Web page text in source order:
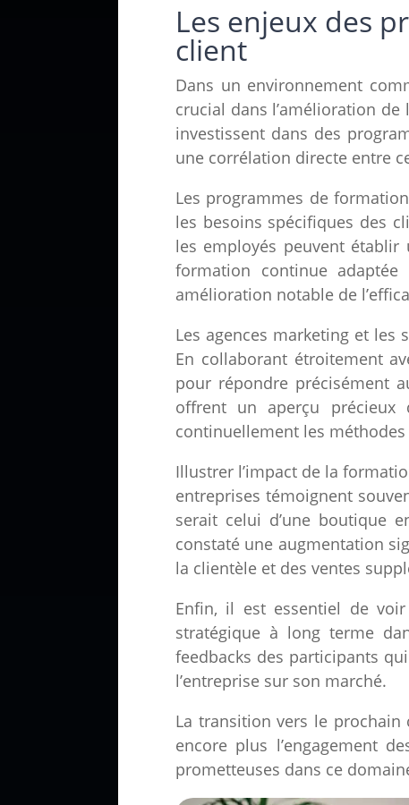
Les enjeux des
client
Dans un environnement
crucial dans l’amélioration
investissent dans des
une corrélation directe entre
Les programmes de
les besoins spécifiques des
les employés peuvent
formation continue
amélioration notable de
Les agences marketing et
En collaborant étroitement
pour répondre précisément
offrent un aperçu précieux
continuellement les
Illustrer l’impact de la
entreprises témoignent
serait celui d’une boutique
constaté une augmentation
la clientèle et des ventes
Enfin, il est essentiel de
stratégique à long terme
feedbacks des participants
l’entreprise sur son marché.
La transition vers le
encore plus l’engagement
prometteuses dans ce